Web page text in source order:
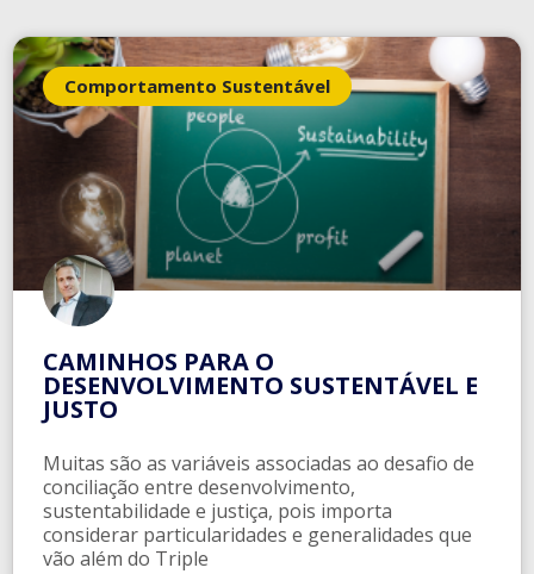
Comportamento Sustentável
CAMINHOS PARA O
DESENVOLVIMENTO SUSTENTÁVEL E
JUSTO
Muitas são as variáveis associadas ao desafio de
conciliação entre desenvolvimento,
sustentabilidade e justiça, pois importa
considerar particularidades e generalidades que
vão além do Triple